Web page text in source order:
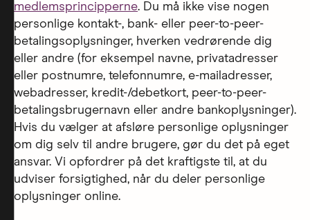
medlemsprincipperne. Du må ikke vise nogen
personlige kontakt-, bank- eller peer-to-peer-
betalingsoplysninger, hverken vedrørende dig
eller andre (for eksempel navne, privatadresser
eller postnumre, telefonnumre, e-mailadresser,
webadresser, kredit-/debetkort, peer-to-peer-
betalingsbrugernavn eller andre bankoplysninger).
Hvis du vælger at afsløre personlige oplysninger
om dig selv til andre brugere, gør du det på eget
ansvar. Vi opfordrer på det kraftigste til, at du
udviser forsigtighed, når du deler personlige
oplysninger online.